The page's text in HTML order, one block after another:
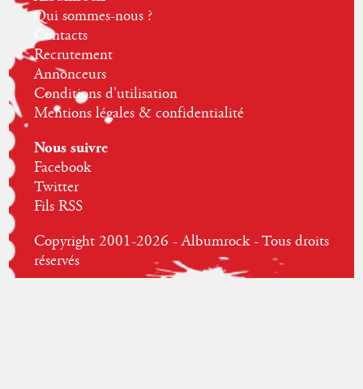
Qui sommes-nous ?
Contacts
Recrutement
Annonceurs
Conditions d'utilisation
Mentions légales & confidentialité
Nous suivre
Facebook
Twitter
Fils RSS
Copyright 2001-2026 - Albumrock - Tous droits
réservés